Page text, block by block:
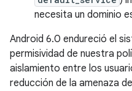
necesita un dominio
Android 6.0 endureció el
permisividad de nuestra
aislamiento entre los
reducción de la amenaza